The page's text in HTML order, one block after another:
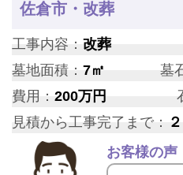
佐倉市・改葬
工事内容： 改葬
墓地面積： 7㎡ 墓
費用： 200万円
見積から工事完了まで：
お客様の声